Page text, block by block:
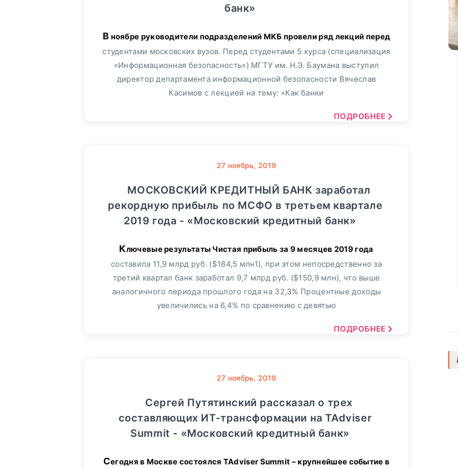
банк»
В ноябре руководители подразделений МКБ провели ряд лекций перед
студентами московских вузов. Перед студентами 5 курса (специализация
«Информационная безопасность») МГТУ им. Н.Э. Баумана выступил
директор департамента информационной безопасности Вячеслав
Касимов с лекцией на тему: «Как банки
ПОДРОБНЕЕ
27 ноябрь, 2019
МОСКОВСКИЙ КРЕДИТНЫЙ БАНК заработал
рекордную прибыль по МСФО в третьем квартале
2019 года - «Московский кредитный банк»
Ключевые результаты Чистая прибыль за 9 месяцев 2019 года
составила 11,9 млрд руб. ($184,5 млн1), при этом непосредственно за
третий квартал банк заработал 9,7 млрд руб. ($150,9 млн), что выше
аналогичного периода прошлого года на 32,3% Процентные доходы
увеличились на 6,4% по сравнению с девятью
ПОДРОБНЕЕ
27 ноябрь, 2019
Сергей Путятинский рассказал о трех
составляющих ИТ-трансформации на TAdviser
Summit - «Московский кредитный банк»
Сегодня в Москве состоялся TAdviser Summit – крупнейшее событие в